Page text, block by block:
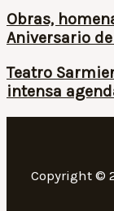
Obras,
Aniversario
Teatro
intensa
Copyright ©